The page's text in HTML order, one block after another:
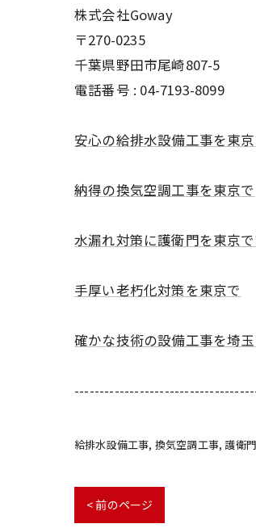
株式会社Goway
〒270-0235
千葉県野田市尾崎807-5
電話番号 : 04-7193-8099
安心の給排水設備工事を東
納得の換気空調工事を東京で
水漏れ対策に護衛門を東京
手厚い老朽化対策を東京で
確かな技術の設備工事を埼
給排水設備工事 換気空調工事 護衛門
< 前のページ